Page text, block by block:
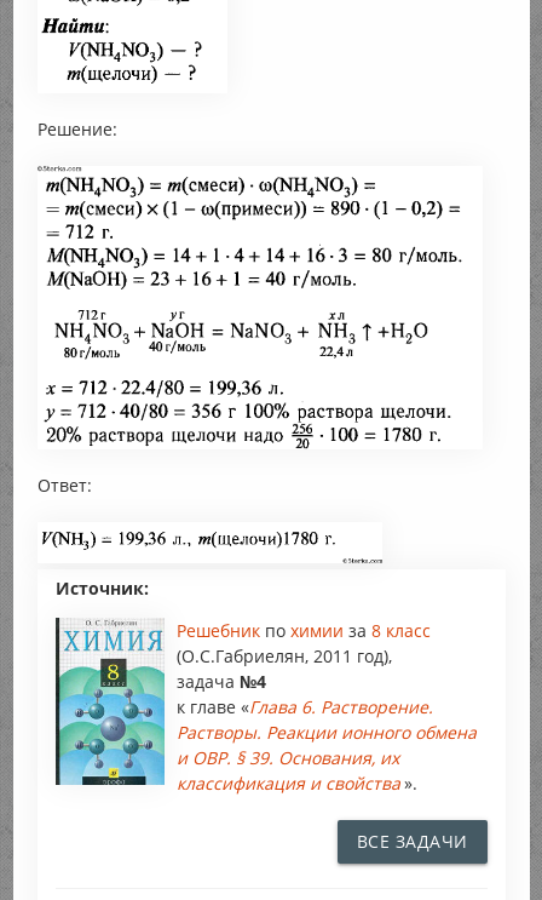
Решение:
Ответ:
Источник:
Решебник по химии за 8 класс
(О.С.Габриелян, 2011 год),
задача №4
к главе «Глава 6. Растворение.
Растворы. Реакции ионного обмена
и ОВР. § 39. Основания, их
классификация и свойства».
ВСЕ ЗАДАЧИ